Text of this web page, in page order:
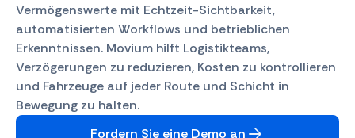
Vermögenswerte mit Echtzeit-Sichtbarkeit,
automatisierten Workflows und betrieblichen
Erkenntnissen. Movium hilft Logistikteams,
Verzögerungen zu reduzieren, Kosten zu kontrollieren
und Fahrzeuge auf jeder Route und Schicht in
Bewegung zu halten.
Fordern Sie eine Demo an